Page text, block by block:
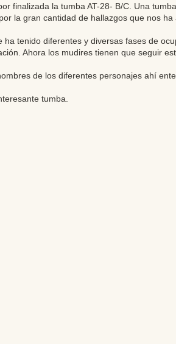
finalizada la tumba AT-28- B/C. Una
la gran cantidad de hallazgos que nos
ha tenido diferentes y diversas fases de
Ahora los mudires tienen que seguir
de los diferentes personajes ahí
tumba.